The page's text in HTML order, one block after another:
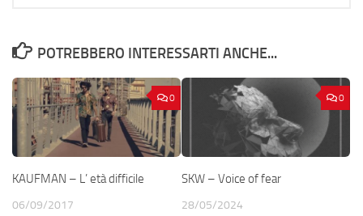
POTREBBERO INTERESSARTI ANCHE...
0
KAUFMAN – L’ età difficile
06/09/2017
0
SKW – Voice of fear
28/05/2024